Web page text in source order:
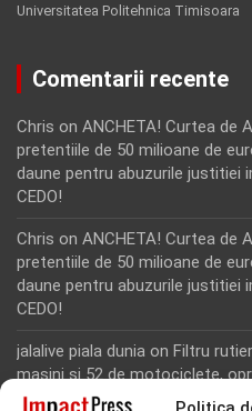
Universitatea Politehnica Timisoara
Comentarii recente
Chris on ANCHETA! Curtea de
pretentiile de 50 milioane de
daune pentru abuzurile justitiei
CEDO!
Chris on ANCHETA! Curtea de
pretentiile de 50 milioane de
daune pentru abuzurile justitiei
CEDO!
jalalive piala dunia on Filtru
masini si 52 de motociclete,